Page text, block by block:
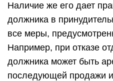
Наличие же его дает
должника в
все меры,
Например, при отказе
должника может быть
последующей продажи